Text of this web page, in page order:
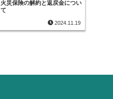
火災保険の解約と返戻金につい
て
2024.11.19